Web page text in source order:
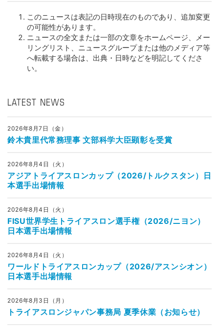
このニュースは表記の日時現在のものであり、追加変更
の可能性があります。
ニュースの全文または一部の文章をホームページ、メー
リングリスト、ニュースグループまたは他のメディア等
へ転載する場合は、出典・日時などを明記してくださ
い。
LATEST NEWS
2026年8月7日（金）
鈴木貴里代常務理事 文部科学大臣顕彰を受賞
2026年8月4日（火）
アジアトライアスロンカップ（2026/トルクスタン）日
本選手出場情報
2026年8月4日（火）
FISU世界学生トライアスロン選手権（2026/ニヨン）
日本選手出場情報
2026年8月4日（火）
ワールドトライアスロンカップ（2026/アスンシオン）
日本選手出場情報
2026年8月3日（月）
トライアスロンジャパン事務局 夏季休業（お知らせ）